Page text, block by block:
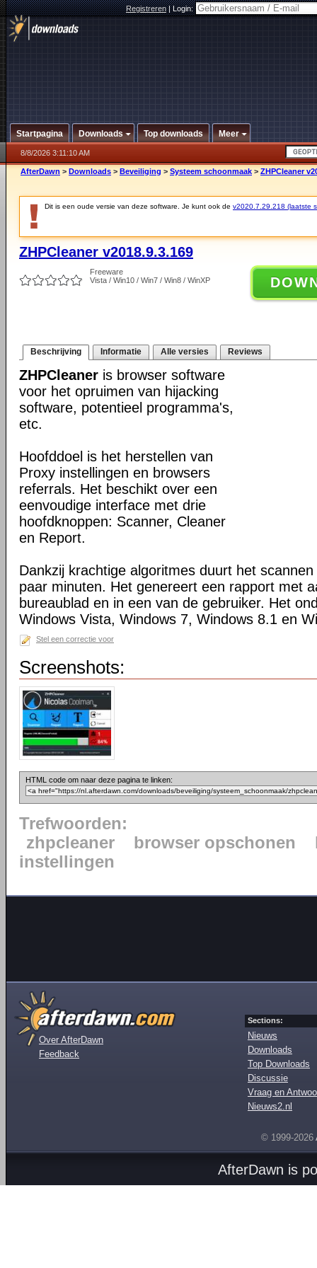
Registreren|Login:
Startpagina Downloads Top downloads Meer
8/8/2026 3:11:10 AM
AfterDawn > Downloads > Beveiliging > Systeem schoonmaak > ZHPCleaner
Dit is een oude versie van deze software. Je kunt ook de v2020.7.29.218 (laatste
ZHPCleaner v2018.9.3.169
Freeware
Vista / Win10 / Win7 / Win8 / WinXP
Beschrijving Informatie Alle versies Reviews
ZHPCleaner is browser software
voor het opruimen van hijacking
software, potentieel programma's,
etc.
Hoofddoel is het herstellen van
Proxy instellingen en browsers
referrals. Het beschikt over een
eenvoudige interface met drie
hoofdknoppen: Scanner, Cleaner
en Report.
Dankzij krachtige algoritmes duurt het
paar minuten. Het genereert een rapport met
bureaublad en in een van de gebruiker. Het
Windows Vista, Windows 7, Windows 8.1 en
Stel een correctie voor
Screenshots:
HTML code om naar deze pagina te linken:
Trefwoorden:
zhpcleaner
browser opschonen
instellingen
Over AfterDawn
Feedback
Sections:
Nieuws
Downloads
Top Downloads
Discussie
Vraag en
Nieuws2.nl
© 1999-2026
AfterDawn is